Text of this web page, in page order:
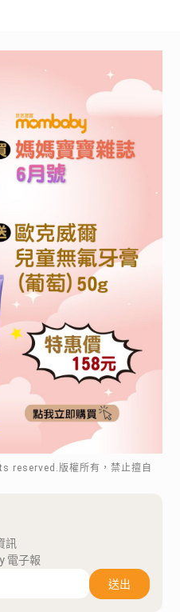
reserved.版權所有，禁止擅自
訊
電子報
送出